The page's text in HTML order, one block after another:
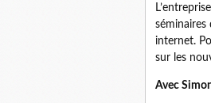
internet.
sur les
Avec